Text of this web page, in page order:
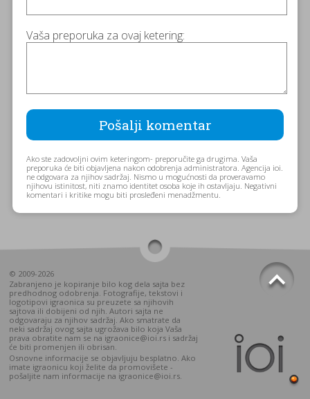
Vaša preporuka za ovaj ketering:
Ako ste zadovoljni ovim keteringom- preporučite ga drugima. Vaša
preporuka će biti objavljena nakon odobrenja administratora. Agencija ioi.
ne odgovara za njihov sadržaj. Nismo u mogućnosti da proveravamo
njihovu istinitost, niti znamo identitet osoba koje ih ostavljaju. Negativni
komentari i kritike mogu biti prosleđeni menadžmentu.
© 2009-2026
Zabranjeno je kopiranje bilo kog dela sajta bez
predhodnog odobrenja. Fotografije, tekstovi i
logotipovi igraonica su preuzete sa njihovih
sajtova ili dobijeni od njih. Autori sajta ne
odgovaraju za njihov sadržaj. Ako smatrate da
neki sadržaj ovog sajta ugrožava bilo koja Vaša
prava obratite nam se na igraonice@ioi.rs i sadržaj
će biti promenjen ili obrisan.
Osnovne informacije se objavljuju besplatno. Ako
imate igraonicu koji želite da promovišete -
pošaljite nam informacije na igraonice@ioi.rs.